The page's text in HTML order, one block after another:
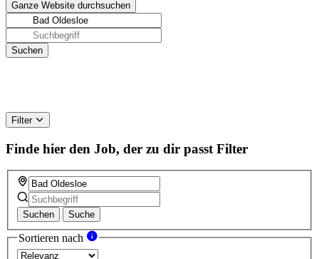
Filter
Finde hier den Job, der zu dir passt Filter
Suchen Suche
Sortieren nach